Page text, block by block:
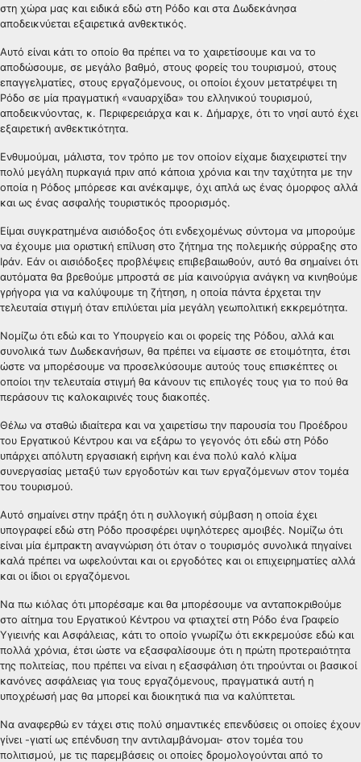
στη χώρα μας και ειδικά εδώ στη Ρόδο και στα Δωδεκάνησα
αποδεικνύεται εξαιρετικά ανθεκτικός.
Αυτό είναι κάτι το οποίο θα πρέπει να το χαιρετίσουμε και να το
αποδώσουμε, σε μεγάλο βαθμό, στους φορείς του τουρισμού, στους
επαγγελματίες, στους εργαζόμενους, οι οποίοι έχουν μετατρέψει τη
Ρόδο σε μία πραγματική «ναυαρχίδα» του ελληνικού τουρισμού,
αποδεικνύοντας, κ. Περιφερειάρχα και κ. Δήμαρχε, ότι το νησί αυτό έχει
εξαιρετική ανθεκτικότητα.
Ενθυμούμαι, μάλιστα, τον τρόπο με τον οποίον είχαμε διαχειριστεί την
πολύ μεγάλη πυρκαγιά πριν από κάποια χρόνια και την ταχύτητα με την
οποία η Ρόδος μπόρεσε και ανέκαμψε, όχι απλά ως ένας όμορφος αλλά
και ως ένας ασφαλής τουριστικός προορισμός.
Είμαι συγκρατημένα αισιόδοξος ότι ενδεχομένως σύντομα να μπορούμε
να έχουμε μια οριστική επίλυση στο ζήτημα της πολεμικής σύρραξης στο
Ιράν. Εάν οι αισιόδοξες προβλέψεις επιβεβαιωθούν, αυτό θα σημαίνει ότι
αυτόματα θα βρεθούμε μπροστά σε μία καινούργια ανάγκη να κινηθούμε
γρήγορα για να καλύψουμε τη ζήτηση, η οποία πάντα έρχεται την
τελευταία στιγμή όταν επιλύεται μία μεγάλη γεωπολιτική εκκρεμότητα.
Νομίζω ότι εδώ και το Υπουργείο και οι φορείς της Ρόδου, αλλά και
συνολικά των Δωδεκανήσων, θα πρέπει να είμαστε σε ετοιμότητα, έτσι
ώστε να μπορέσουμε να προσελκύσουμε αυτούς τους επισκέπτες οι
οποίοι την τελευταία στιγμή θα κάνουν τις επιλογές τους για το πού θα
περάσουν τις καλοκαιρινές τους διακοπές.
Θέλω να σταθώ ιδιαίτερα και να χαιρετίσω την παρουσία του Προέδρου
του Εργατικού Κέντρου και να εξάρω το γεγονός ότι εδώ στη Ρόδο
υπάρχει απόλυτη εργασιακή ειρήνη και ένα πολύ καλό κλίμα
συνεργασίας μεταξύ των εργοδοτών και των εργαζόμενων στον τομέα
του τουρισμού.
Αυτό σημαίνει στην πράξη ότι η συλλογική σύμβαση η οποία έχει
υπογραφεί εδώ στη Ρόδο προσφέρει υψηλότερες αμοιβές. Νομίζω ότι
είναι μία έμπρακτη αναγνώριση ότι όταν ο τουρισμός συνολικά πηγαίνει
καλά πρέπει να ωφελούνται και οι εργοδότες και οι επιχειρηματίες αλλά
και οι ίδιοι οι εργαζόμενοι.
Να πω κιόλας ότι μπορέσαμε και θα μπορέσουμε να ανταποκριθούμε
στο αίτημα του Εργατικού Κέντρου να φτιαχτεί στη Ρόδο ένα Γραφείο
Υγιεινής και Ασφάλειας, κάτι το οποίο γνωρίζω ότι εκκρεμούσε εδώ και
πολλά χρόνια, έτσι ώστε να εξασφαλίσουμε ότι η πρώτη προτεραιότητα
της πολιτείας, που πρέπει να είναι η εξασφάλιση ότι τηρούνται οι βασικοί
κανόνες ασφάλειας για τους εργαζόμενους, πραγματικά αυτή η
υποχρέωσή μας θα μπορεί και διοικητικά πια να καλύπτεται.
Να αναφερθώ εν τάχει στις πολύ σημαντικές επενδύσεις οι οποίες έχουν
γίνει -γιατί ως επένδυση την αντιλαμβάνομαι- στον τομέα του
πολιτισμού, με τις παρεμβάσεις οι οποίες δρομολογούνται από το